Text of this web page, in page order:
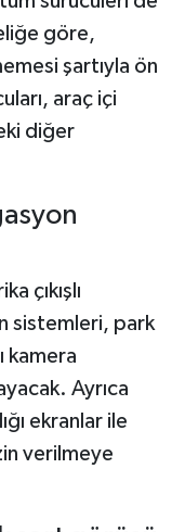
göre,
şartıyla ön
araç içi
diğer
çıkışlı
sistemleri, park
kamera
Ayrıca
ekranlar ile
verilmeye